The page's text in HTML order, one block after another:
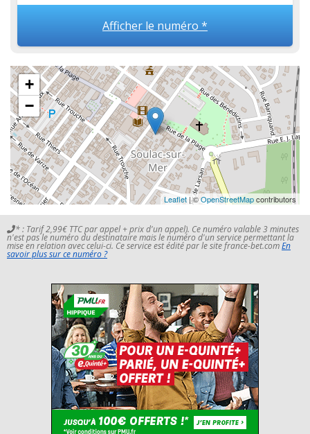
Afficher le numéro *
+
−
Leaflet | ©OpenStreetMapcontributors
* : Tarif 2,99€ TTC par appel + prix d'un appel). Ce numéro valable 3 minutes
n'est pas le numéro du destinataire mais le numéro d'un service permettant la
mise en relation avec celui-ci. Ce service est édité par le site france-bet.comEn
savoir plus sur ce numéro ?